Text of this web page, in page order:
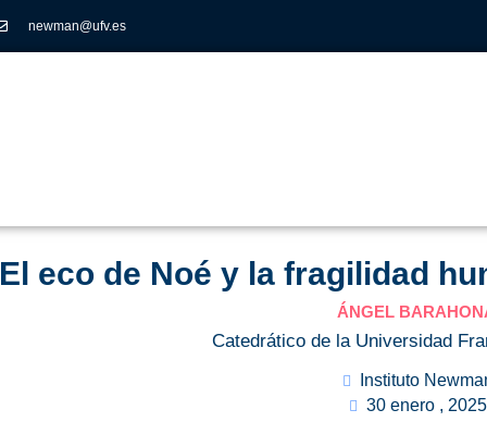
newman@ufv.es
El eco de Noé y la fragilidad
ÁNGEL
Catedrático de la Universidad
Instituto
30 enero , 2025